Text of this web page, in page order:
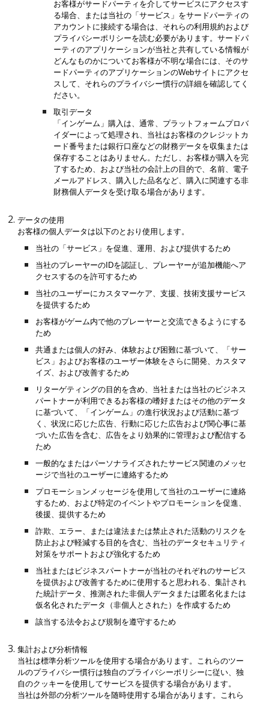
お客様がサードパーティを介してサービスにアクセスす
る場合、または当社の「サービス」をサードパーティの
アカウントに接続する場合は、それらの利用規約および
プライバシーポリシーを読む必要があります。サードパ
ーティのアプリケーションが当社と共有している情報が
どんなものかについてお客様が不明な場合には、そのサ
ードパーティのアプリケーションのWebサイトにアクセ
スして、それらのプライバシー慣行の詳細を確認してく
ださい。
取引データ
「インゲーム」購入は、通常、プラットフォームプロバ
イダーによって処理され、当社はお客様のクレジットカ
ード番号または銀行口座などの財務データを収集または
保存することはありません。ただし、お客様が購入を完
了するため、および当社の会計上の目的で、名前、電子
メールアドレス、購入した品名など、購入に関連する非
財務個人データを受け取る場合があります。
データの使用
お客様の個人データは以下のとおり使用します。
当社の「サービス」を促進、運用、および提供するため
当社のプレーヤーのIDを認証し、プレーヤーが追加機能へア
クセスするのを許可するため
当社のユーザーにカスタマーケア、支援、技術支援サービス
を提供するため
お客様がゲーム内で他のプレーヤーと交流できるようにする
ため
共通または個人の好み、体験および困難に基づいて、「サー
ビス」およびお客様のユーザー体験をさらに開発、カスタマ
イズ、および改善するため
リターゲティングの目的を含め、当社または当社のビジネス
パートナーが利用できるお客様の嗜好またはその他のデータ
に基づいて、「インゲーム」の進行状況および活動に基づ
く、状況に応じた広告、行動に応じた広告および関心事に基
づいた広告を含む、広告をより効果的に管理および配信する
ため
一般的なまたはパーソナライズされたサービス関連のメッセ
ージで当社のユーザーに連絡するため
プロモーションメッセージを使用して当社のユーザーに連絡
するため、および特定のイベントやプロモーションを促進、
後援、提供するため
詐欺、エラー、または違法または禁止された活動のリスクを
防止および軽減する目的を含む、当社のデータセキュリティ
対策をサポートおよび強化するため
当社またはビジネスパートナーが当社のそれぞれのサービス
を提供および改善するために使用すると思われる、集計され
た統計データ、推測された非個人データまたは匿名化または
仮名化されたデータ（非個人とされた）を作成するため
該当する法令および規制を遵守するため
集計および分析情報
当社は標準分析ツールを使用する場合があります。これらのツー
ルのプライバシー慣行は独自のプライバシーポリシーに従い、独
自のクッキーを使用してサービスを提供する場合があります。
当社は外部の分析ツールを随時使用する場合があります。これら